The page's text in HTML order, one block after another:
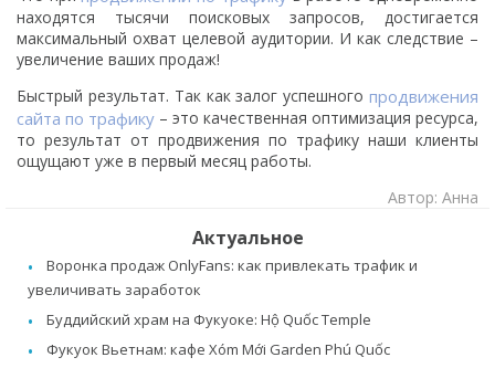
находятся тысячи поисковых запросов, достигается
максимальный охват целевой аудитории. И как следствие –
увеличение ваших продаж!
Быстрый результат. Так как залог успешного продвижения
сайта по трафику – это качественная оптимизация ресурса,
то результат от продвижения по трафику наши клиенты
ощущают уже в первый месяц работы.
Автор: Анна
Актуальное
Воронка продаж OnlyFans: как привлекать трафик и
увеличивать заработок
Буддийский храм на Фукуоке: Hộ Quốc Temple
Фукуок Вьетнам: кафе Xóm Mới Garden Phú Quốc